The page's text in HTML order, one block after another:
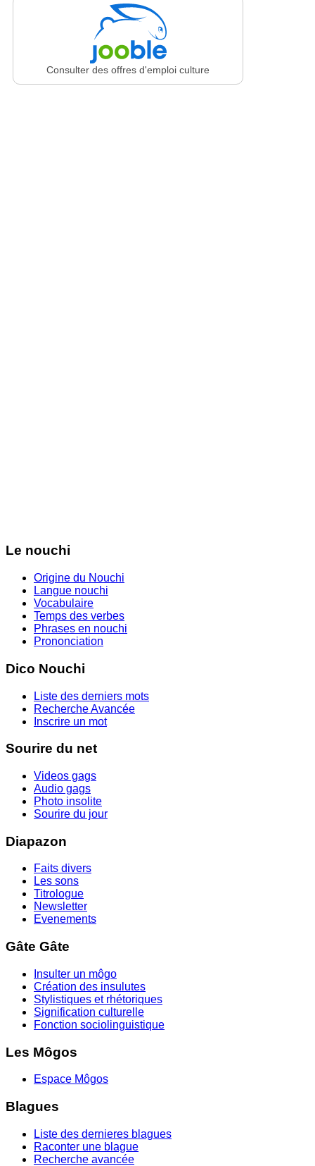
Consulter des offres d'emploi culture
Le nouchi
Origine du Nouchi
Langue nouchi
Vocabulaire
Temps des verbes
Phrases en nouchi
Prononciation
Dico Nouchi
Liste des derniers mots
Recherche Avancée
Inscrire un mot
Sourire du net
Videos gags
Audio gags
Photo insolite
Sourire du jour
Diapazon
Faits divers
Les sons
Titrologue
Newsletter
Evenements
Gâte Gâte
Insulter un môgo
Création des insulutes
Stylistiques et rhétoriques
Signification culturelle
Fonction sociolinguistique
Les Môgos
Espace Môgos
Blagues
Liste des dernieres blagues
Raconter une blague
Recherche avancée